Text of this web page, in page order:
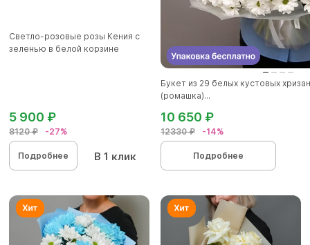
Светло-розовые розы Кения с
зеленью в белой корзине
8120 ₽ -27%
5 900 ₽
Подробнее В 1 клик
Букет из 29 белых кустовых
(ромашка)...
12330 ₽ -14%
10 650 ₽
Подробнее